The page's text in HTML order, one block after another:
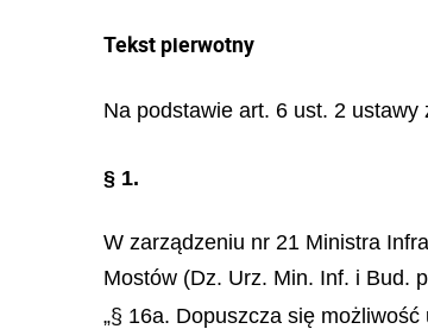
Tekst pierwotny
Na podstawie art. 6 ust. 2
§ 1.
W zarządzeniu nr 21 Ministra
Mostów (Dz. Urz. Min. Inf. i Bud.
„§ 16a. Dopuszcza się